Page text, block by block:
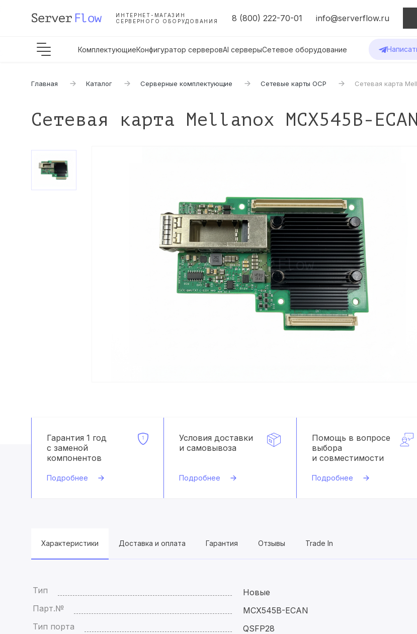
ИНТЕРНЕТ-МАГАЗИН
СЕРВЕРНОГО ОБОРУДОВАНИЯ
8 (800) 222-70-01 info@serverflow.ru
КомплектующиеКонфигуратор серверовAI серверыСетевое оборудование
Главная Каталог Серверные комплектующие Сетевые карты OCP Сетевая карта
Сетевая карта Mellanox MCX545B-
Гарантия 1 год
с заменой
компонентов
Подробнее
Условия доставки
и самовывоза
Подробнее
Помощь в вопросе
выбора
и совместимости
Подробнее
Характеристики Доставка и оплата Гарантия Отзывы Trade In
Тип
Новые
Парт.№
MCX545B-ECAN
Тип порта
QSFP28